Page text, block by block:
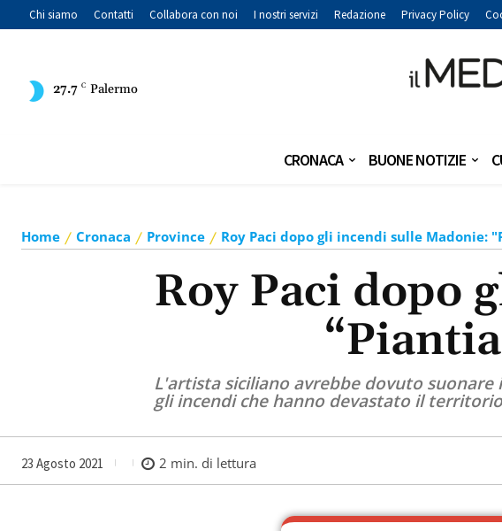
Chi siamo Contatti Collabora con noi I nostri servizi Redazione Privacy Policy
27.7 C Palermo
CRONACA BUONE NOTIZIE
Home Cronaca Province Roy Paci dopo gli incendi sulle Madonie:
Roy Paci dopo
L'artista siciliano avrebbe dovuto
gli incendi che hanno devastato il
23 Agosto 2021 2 min. di lettura